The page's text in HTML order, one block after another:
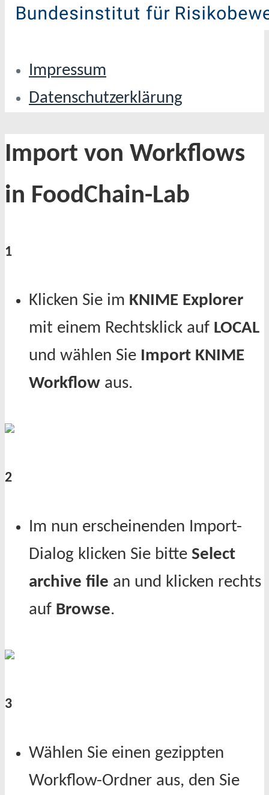
Impressum
Datenschutzerklärung
Import von Workflows
in FoodChain-Lab
1
Klicken Sie im KNIME Explorer
mit einem Rechtsklick auf LOCAL
und wählen Sie Import KNIME
Workflow aus.
2
Im nun erscheinenden Import-
Dialog klicken Sie bitte Select
archive file an und klicken rechts
auf Browse.
3
Wählen Sie einen gezippten
Workflow-Ordner aus, den Sie